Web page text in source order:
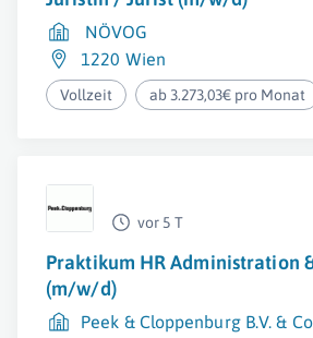
NÖVOG
1220 Wien
Vollzeit ab 3.273,03€ pro Monat
vor 5 T
Praktikum HR Administration
(m/w/d)
Peek & Cloppenburg B.V. &